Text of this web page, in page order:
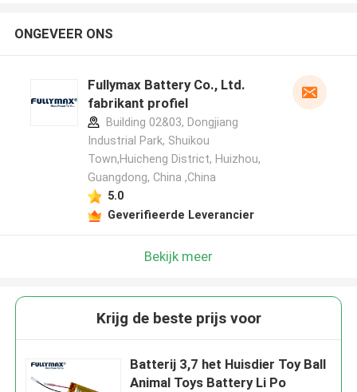
ONGEVEER ONS
Fullymax Battery Co., Ltd.
fabrikant profiel
Building 02&03, Dongjiang
Industrial Park, Shuikou
Town,Huicheng District, Huizhou,
Guangdong, China ,China
5.0
Geverifieerde Leverancier
Bekijk meer
Krijg de beste prijs voor
Batterij 3,7 het Huisdier Toy Ball
Animal Toys Battery Li Po